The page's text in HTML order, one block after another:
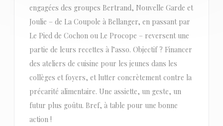
engagées des groupes Bertrand, Nouvelle Garde et
Joulie – de La Coupole à Bellanger, en passant par
Le Pied de Cochon ou Le Procope – reversent une
partie de leurs recettes à l’asso. Objectif ? Financer
des ateliers de cuisine pour les jeunes dans les
collèges et foyers, et lutter concrètement contre la
précarité alimentaire. Une assiette, un geste, un
futur plus goûtu. Bref, à table pour une bonne
action !